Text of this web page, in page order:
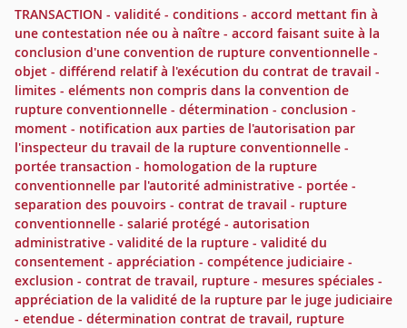
TRANSACTION - validité - conditions - accord mettant fin à
une contestation née ou à naître - accord faisant suite à la
conclusion d'une convention de rupture conventionnelle -
objet - différend relatif à l'exécution du contrat de travail -
limites - eléments non compris dans la convention de
rupture conventionnelle - détermination - conclusion -
moment - notification aux parties de l'autorisation par
l'inspecteur du travail de la rupture conventionnelle -
portée transaction - homologation de la rupture
conventionnelle par l'autorité administrative - portée -
separation des pouvoirs - contrat de travail - rupture
conventionnelle - salarié protégé - autorisation
administrative - validité de la rupture - validité du
consentement - appréciation - compétence judiciaire -
exclusion - contrat de travail, rupture - mesures spéciales -
appréciation de la validité de la rupture par le juge judiciaire
- etendue - détermination contrat de travail, rupture